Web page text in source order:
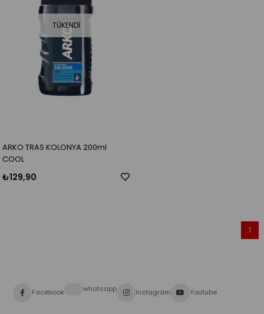
TÜKENDI
ARKO TRAS KOLONYA 200ml
COOL
₺129,90
1
Facebook whatsapp Instagram Youtube